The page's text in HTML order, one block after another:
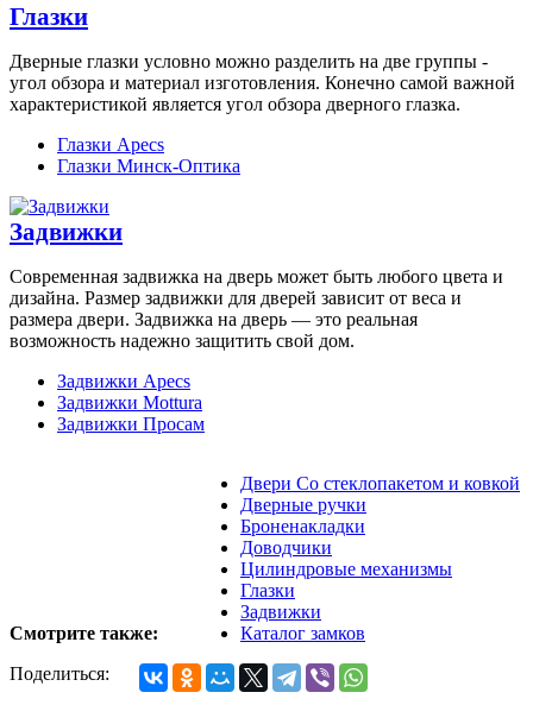
Глазки
Дверные глазки условно можно разделить на две группы -
угол обзора и материал изготовления. Конечно самой важной
характеристикой является угол обзора дверного глазка.
Глазки Apecs
Глазки Минск-Оптика
Задвижки
Современная задвижка на дверь может быть любого цвета и
дизайна. Размер задвижки для дверей зависит от веса и
размера двери. Задвижка на дверь — это реальная
возможность надежно защитить свой дом.
Задвижки Apecs
Задвижки Mottura
Задвижки Просам
Смотрите также:
Двери Со стеклопакетом и ковкой
Дверные ручки
Броненакладки
Доводчики
Цилиндровые механизмы
Глазки
Задвижки
Каталог замков
Поделиться: